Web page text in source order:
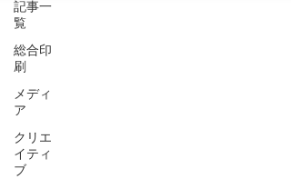
記事一
覧
総合印
刷
メディ
ア
クリエ
イティ
ブ